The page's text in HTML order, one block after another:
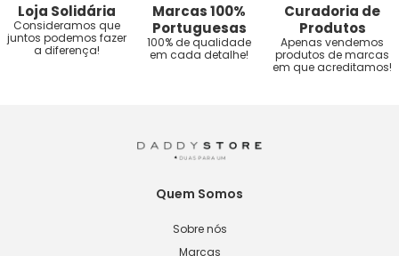
Loja Solidária
Consideramos que
juntos podemos fazer
a diferença!
Marcas 100%
Portuguesas
100% de qualidade
em cada detalhe!
Curadoria de
Produtos
Apenas vendemos
produtos de marcas
em que acreditamos!
Quem Somos
Sobre nós
Marcas